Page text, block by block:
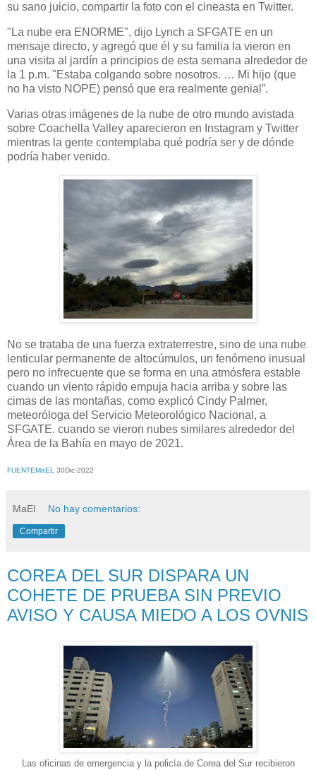
su sano juicio, compartir la foto con el cineasta en Twitter.
"La nube era ENORME", dijo Lynch a SFGATE en un
mensaje directo, y agregó que él y su familia la vieron en
una visita al jardín a principios de esta semana alrededor de
la 1 p.m. "Estaba colgando sobre nosotros. … Mi hijo (que
no ha visto NOPE) pensó que era realmente genial”.
Varias otras imágenes de la nube de otro mundo avistada
sobre Coachella Valley aparecieron en Instagram y Twitter
mientras la gente contemplaba qué podría ser y de dónde
podría haber venido.
No se trataba de una fuerza extraterrestre, sino de una nube
lenticular permanente de altocúmulos, un fenómeno inusual
pero no infrecuente que se forma en una atmósfera estable
cuando un viento rápido empuja hacia arriba y sobre las
cimas de las montañas, como explicó Cindy Palmer,
meteoróloga del Servicio Meteorológico Nacional, a
SFGATE. cuando se vieron nubes similares alrededor del
Área de la Bahía en mayo de 2021.
FUENTEMaEL 30Dic-2022
MaEl No hay comentarios:
Compartir
COREA DEL SUR DISPARA UN
COHETE DE PRUEBA SIN PREVIO
AVISO Y CAUSA MIEDO A LOS OVNIS
Las oficinas de emergencia y la policía de Corea del Sur recibieron